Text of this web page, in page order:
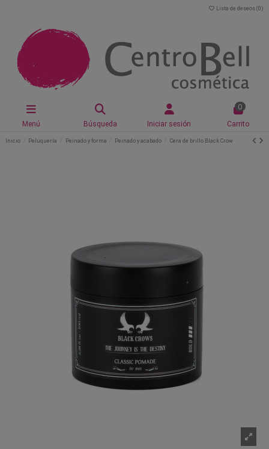
Lista de deseos (0 )
Menú Búsqueda Iniciar sesión
0
Carrito
Inicio Peluquería Peinado y forma Peinado y acabado Cera de brillo Black Crow